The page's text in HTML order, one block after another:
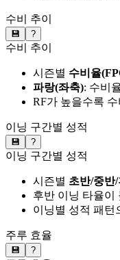
수비 추이
💾 ?
수비 추이
시즌별 수비율
파랑(좌축): 수비
RF가 높을수록
이닝 구간별 성적
💾 ?
이닝 구간별 성적
시즌별 초반/중반
후반 이닝 타율이
이닝별 성적 패턴
주루 효율
💾 ?